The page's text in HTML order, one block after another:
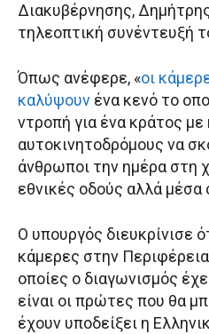
Διακυβέρνησης,
τηλεοπτική συνέντευξή
Όπως ανέφερε, «οι
καλύψουν ένα κενό το
ντροπή για ένα κράτος με
αυτοκινητοδρόμους να
άνθρωποι την ημέρα στη
εθνικές οδούς αλλά μέσα
Ο υπουργός διευκρίνισε
κάμερες στην Περιφέρεια
οποίες ο διαγωνισμός
είναι οι πρώτες που θα
έχουν υποδείξει η